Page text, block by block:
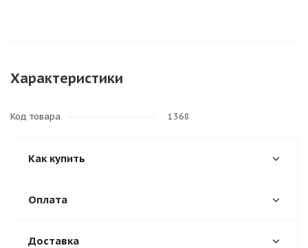
Характеристики
Код товара 1368
Как купить
Оплата
Доставка